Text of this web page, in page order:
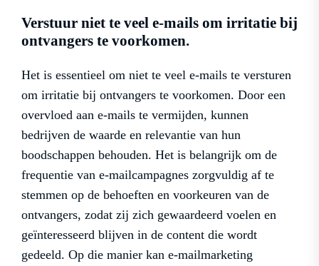
Verstuur niet te veel e-mails om irritatie bij
ontvangers te voorkomen.
Het is essentieel om niet te veel e-mails te versturen
om irritatie bij ontvangers te voorkomen. Door een
overvloed aan e-mails te vermijden, kunnen
bedrijven de waarde en relevantie van hun
boodschappen behouden. Het is belangrijk om de
frequentie van e-mailcampagnes zorgvuldig af te
stemmen op de behoeften en voorkeuren van de
ontvangers, zodat zij zich gewaardeerd voelen en
geïnteresseerd blijven in de content die wordt
gedeeld. Op die manier kan e-mailmarketing